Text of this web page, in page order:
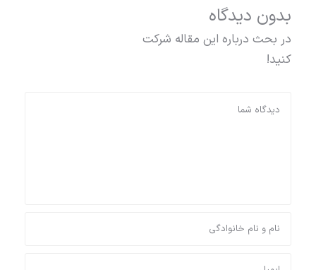
بدون دیدگاه
در بحث درباره این مقاله شرکت
کنید!